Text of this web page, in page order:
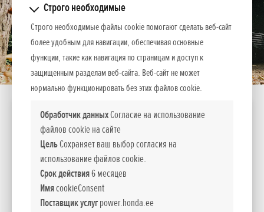
Строго необходимые
Строго необходимые файлы cookie помогают сделать веб-сайт
более удобным для навигации, обеспечивая основные
функции, такие как навигация по страницам и доступ к
защищенным разделам веб-сайта. Веб-сайт не может
нормально функционировать без этих файлов cookie.
Обработчик данныхСогласие на использование
файлов cookie на сайте
ЦельСохраняет ваш выбор согласия на
использование файлов cookie.
Срок действия6 месяцев
ИмяcookieConsent
Поставщик услугpower.honda.ee
HHB 25E
Двигатель Мощность
л.с.
1,0
Стоимость